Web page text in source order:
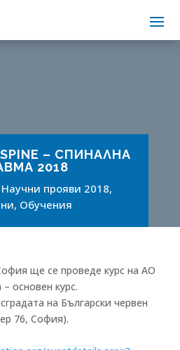
– СПИНАЛНА
2018
Научни прояви 2018,
, Обучения
ще се проведе курс на АО
основен курс.
на Български червен
76, София).